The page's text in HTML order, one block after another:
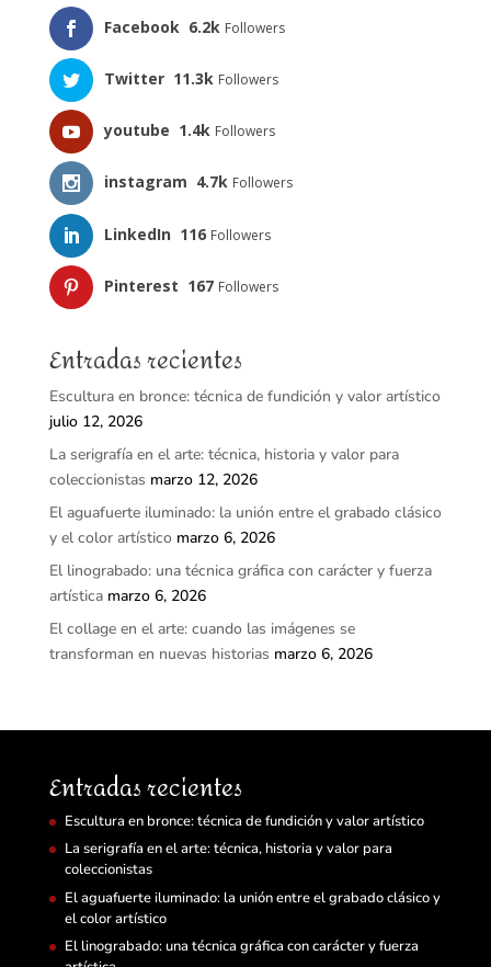
Facebook 6.2k Followers
Twitter 11.3k Followers
youtube 1.4k Followers
instagram 4.7k Followers
LinkedIn 116 Followers
Pinterest 167 Followers
Entradas recientes
Escultura en bronce: técnica de fundición y valor artístico
julio 12, 2026
La serigrafía en el arte: técnica, historia y valor para
coleccionistas marzo 12, 2026
El aguafuerte iluminado: la unión entre el grabado clásico
y el color artístico marzo 6, 2026
El linograbado: una técnica gráfica con carácter y fuerza
artística marzo 6, 2026
El collage en el arte: cuando las imágenes se
transforman en nuevas historias marzo 6, 2026
Entradas recientes
Escultura en bronce: técnica de fundición y valor artístico
La serigrafía en el arte: técnica, historia y valor para
coleccionistas
El aguafuerte iluminado: la unión entre el grabado clásico y
el color artístico
El linograbado: una técnica gráfica con carácter y fuerza